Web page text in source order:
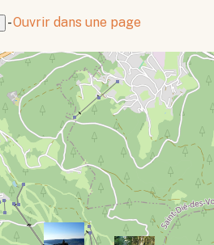
-Ouvrir dans une page